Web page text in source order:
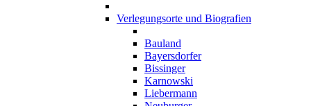
Verlegungsorte und Biografien
Bauland
Bayersdorfer
Bissinger
Karnowski
Liebermann